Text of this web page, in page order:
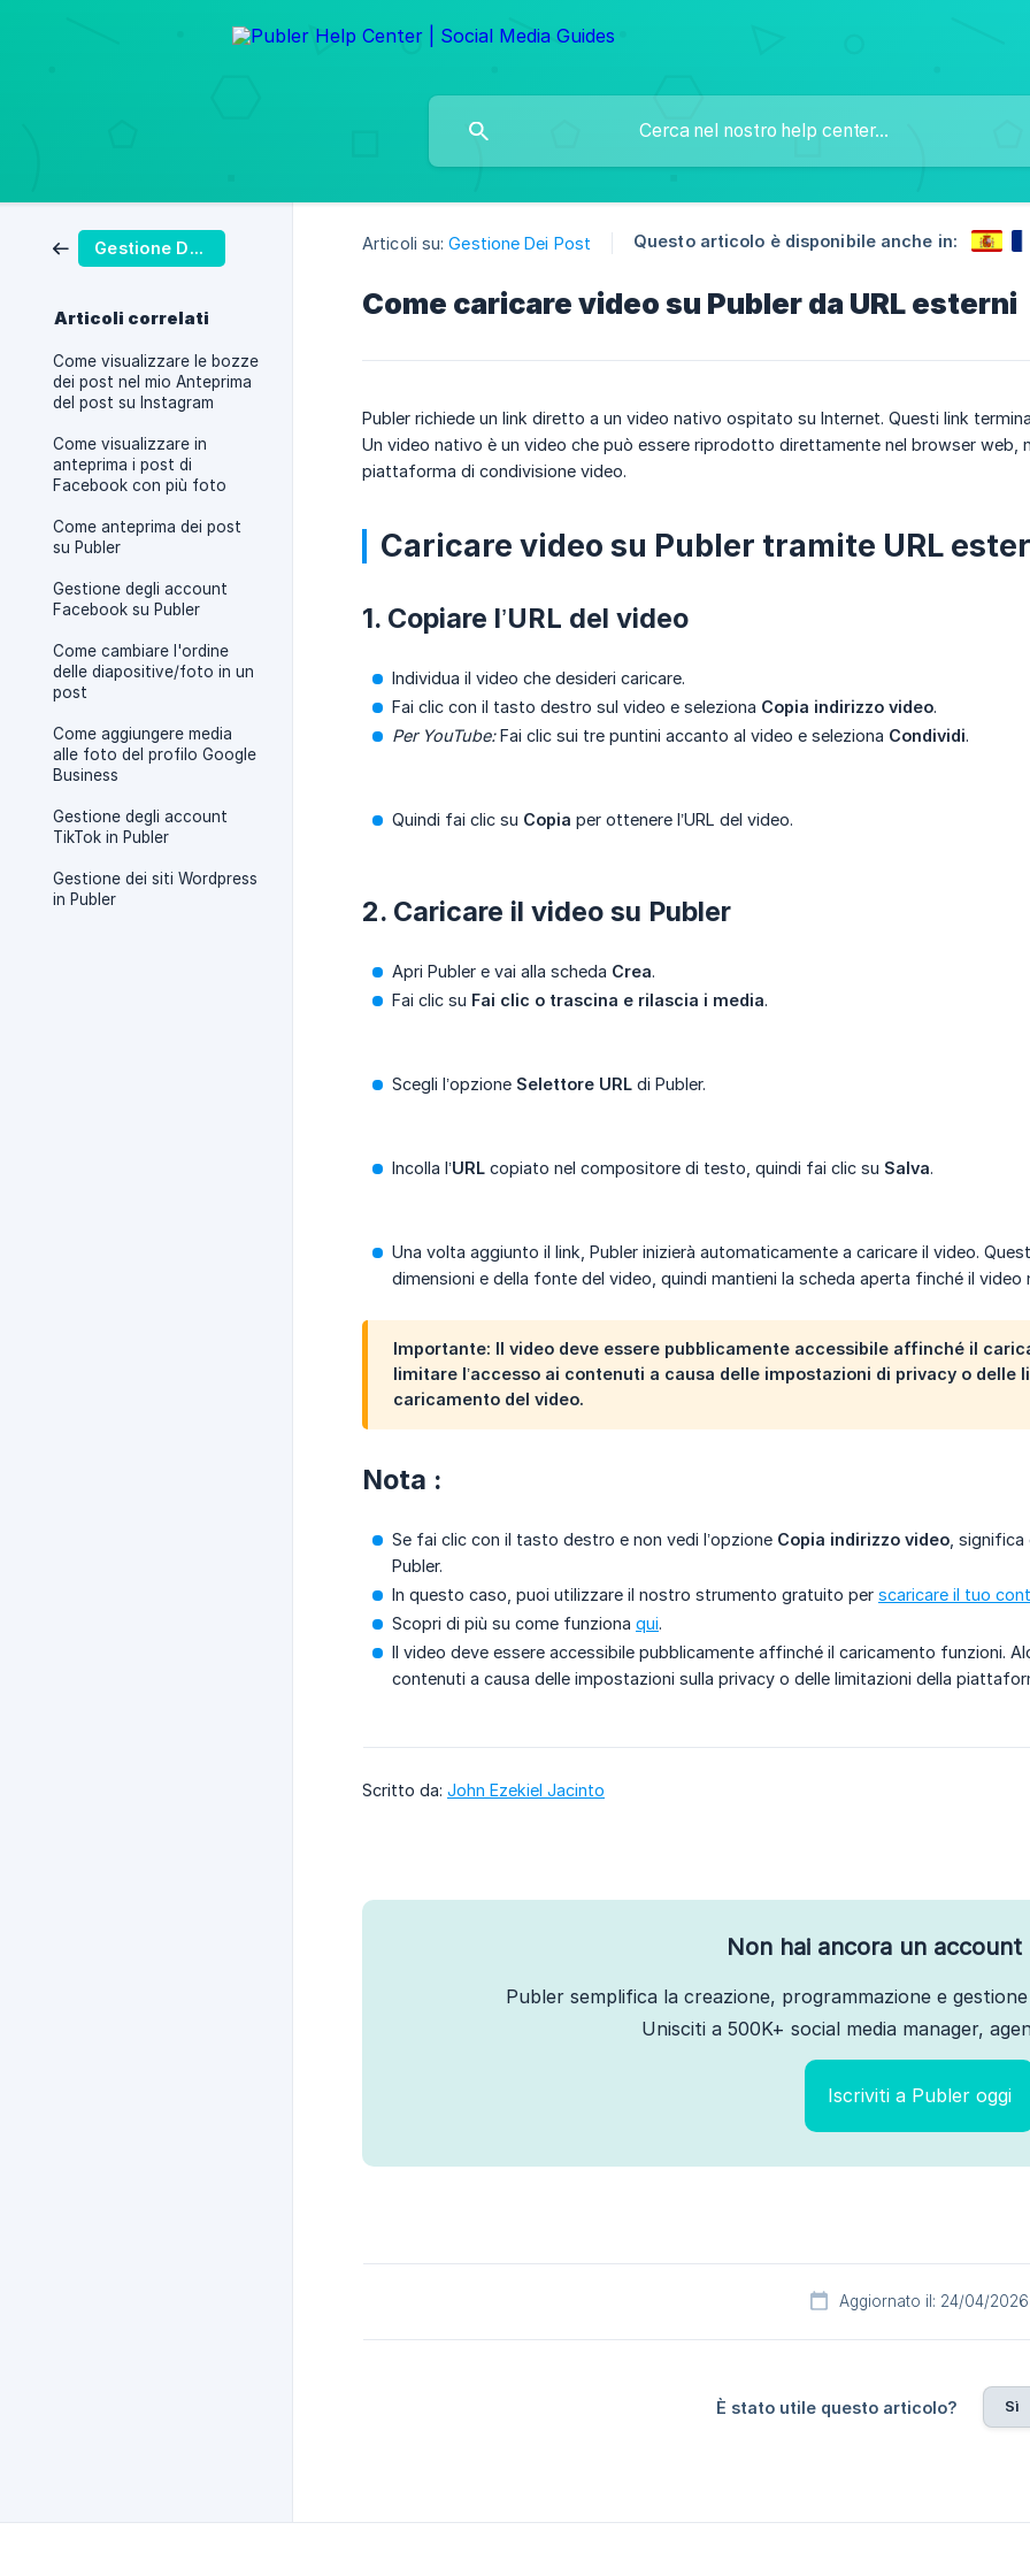
Gestione Dei Post
Articoli correlati
Come visualizzare le bozze
dei post nel mio Anteprima
del post su Instagram
Come visualizzare in
anteprima i post di
Facebook con più foto
Come anteprima dei post
su Publer
Gestione degli account
Facebook su Publer
Come cambiare l'ordine
delle diapositive/foto in un
post
Come aggiungere media
alle foto del profilo Google
Business
Gestione degli account
TikTok in Publer
Gestione dei siti Wordpress
in Publer
Articoli su: Gestione Dei Post Questo articolo è disponibile anche in:
Come caricare video su Publer da URL esterni
Publer richiede un link diretto a un video nativo ospitato su Internet. Questi link
Un video nativo è un video che può essere riprodotto direttamente nel browser
piattaforma di condivisione video.
Caricare video su Publer tramite URL
1. Copiare l’URL del video
Individua il video che desideri caricare.
Fai clic con il tasto destro sul video e seleziona Copia indirizzo video.
Per YouTube:Fai clic sui tre puntini accanto al video e seleziona Condividi.
Quindi fai clic su Copia per ottenere l’URL del video.
2. Caricare il video su Publer
Apri Publer e vai alla scheda Crea.
Fai clic su Fai clic o trascina e rilascia i media.
Scegli l’opzione Selettore URL di Publer.
Incolla l’URL copiato nel compositore di testo, quindi fai clic su Salva.
Una volta aggiunto il link, Publer inizierà automaticamente a caricare il video.
dimensioni e della fonte del video, quindi mantieni la scheda aperta finché il
Importante: Il video deve essere pubblicamente accessibile affinché il
limitare l’accesso ai contenuti a causa delle impostazioni di privacy o
caricamento del video.
Nota :
Se fai clic con il tasto destro e non vedi l’opzione Copia indirizzo video ,
Publer.
In questo caso, puoi utilizzare il nostro strumento gratuito per scaricare il tuo
Scopri di più su come funziona qui.
Il video deve essere accessibile pubblicamente affinché il caricamento funzioni.
contenuti a causa delle impostazioni sulla privacy o delle limitazioni della
Scritto da: John Ezekiel Jacinto
Non hai ancora un account
Publer semplifica la creazione, programmazione e
Unisciti a 500K+ social media manager,
Iscriviti a Publer oggi
Aggiornato il: 24/04/2026
È stato utile questo articolo? Sì